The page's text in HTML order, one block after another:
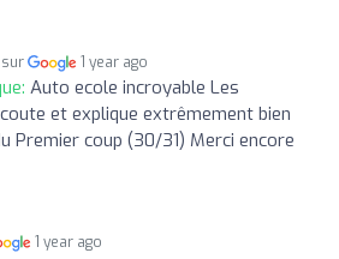
sur 1 year ago
Auto ecole incroyable Les
et explique extrêmement bien
Premier coup (30/31) Merci encore
1 year ago